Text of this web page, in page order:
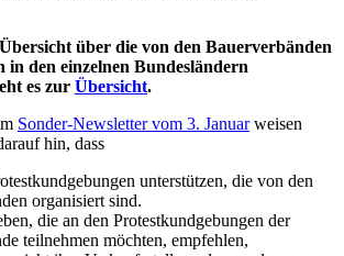
über die von den Bauerverbänden
in den einzelnen Bundesländern
es zur Übersicht.
Sonder-Newsletter vom 3. Januarweisen
hin, dass
unterstützen, die von den
organisiert sind.
die an den Protestkundgebungen der
teilnehmen möchten, empfehlen,